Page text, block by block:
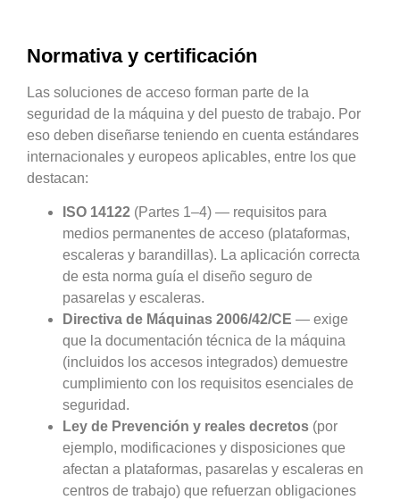
Normativa y certificación
Las soluciones de acceso forman parte de la
seguridad de la máquina y del puesto de trabajo. Por
eso deben diseñarse teniendo en cuenta estándares
internacionales y europeos aplicables, entre los que
destacan:
ISO 14122 (Partes 1–4) — requisitos para
medios permanentes de acceso (plataformas,
escaleras y barandillas). La aplicación correcta
de esta norma guía el diseño seguro de
pasarelas y escaleras.
Directiva de Máquinas 2006/42/CE — exige
que la documentación técnica de la máquina
(incluidos los accesos integrados) demuestre
cumplimiento con los requisitos esenciales de
seguridad.
Ley de Prevención y reales decretos (por
ejemplo, modificaciones y disposiciones que
afectan a plataformas, pasarelas y escaleras en
centros de trabajo) que refuerzan obligaciones